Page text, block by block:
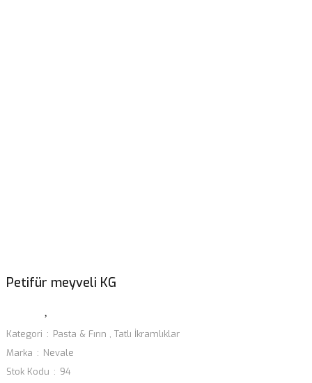
Petifür meyveli KG
Kategori Pasta & Fırın , Tatlı İkramlıklar
Marka
Nevale
Stok Kodu
94